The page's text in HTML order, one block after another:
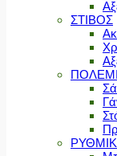
ΣΤΙΒΟΣ